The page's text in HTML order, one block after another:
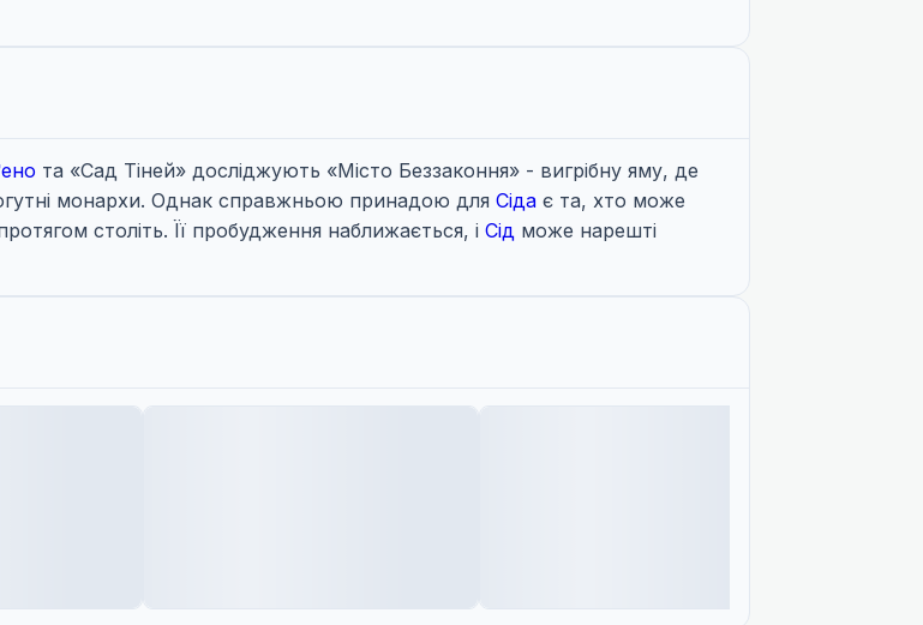
та «Сад Тіней» досліджують «Місто Беззаконня» - вигрібну яму, де
монархи. Однак справжньою принадою для Сіда є та, хто може
століть. Її пробудження наближається, і Сід може нарешті